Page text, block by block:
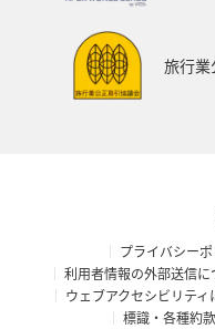
旅行業
プライバシー
利用者情報の外部送信に
ウェブアクセシビリティ
標識・各種約